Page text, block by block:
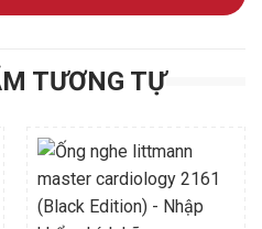
TƯƠNG TỰ